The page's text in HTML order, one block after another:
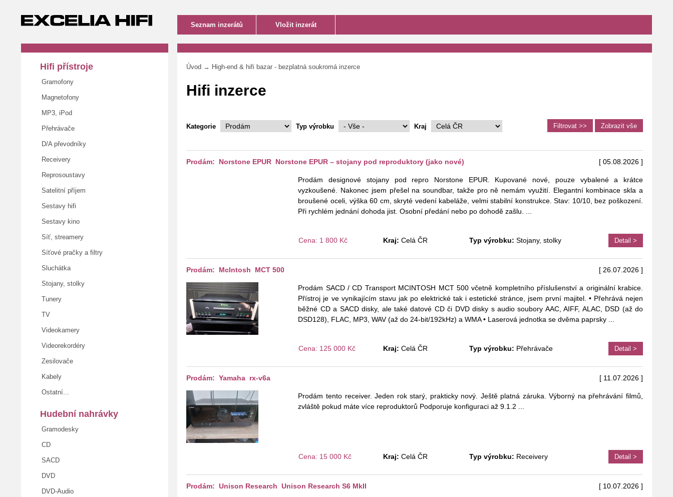
Hifi přístroje
Gramofony
Magnetofony
MP3, iPod
Přehrávače
D/A převodníky
Receivery
Reprosoustavy
Satelitní příjem
Sestavy hifi
Sestavy kino
Síť, streamery
Síťové pračky a filtry
Sluchátka
Stojany, stolky
Tunery
TV
Videokamery
Videorekordéry
Zesilovače
Kabely
Ostatní...
Hudební nahrávky
Gramodesky
CD
SACD
DVD
DVD-Audio
Úvod → High-end & hifi bazar - bezplatná soukromá inzerce
Hifi inzerce
Kategorie Typ výrobku Kraj
Prodám: Norstone EPUR Norstone EPUR – stojany pod reproduktory (jako nové) [ 05.08.2026 ]
Prodám designové stojany pod repro Norstone EPUR. Kupované nové, pouze vybalené a krátce
vyzkoušené. Nakonec jsem přešel na soundbar, takže pro ně nemám využití. Elegantní kombinace skla a
broušené oceli, výška 60 cm, skryté vedení kabeláže, velmi stabilní konstrukce. Stav: 10/10, bez poškození.
Při rychlém jednání dohoda jist. Osobní předání nebo po dohodě zašlu. ...
Cena: 1 800 Kč Kraj: Celá ČR Typ výrobku: Stojany, stolky Detail >
Prodám: McIntosh MCT 500 [ 26.07.2026 ]
Prodám SACD / CD Transport MCINTOSH MCT 500 včetně kompletního příslušenství a originální krabice.
Přístroj je ve vynikajícím stavu jak po elektrické tak i estetické stránce, jsem první majitel. • Přehrává nejen
běžné CD a SACD disky, ale také datové CD či DVD disky s audio soubory AAC, AIFF, ALAC, DSD (až do
DSD128), FLAC, MP3, WAV (až do 24-bit/192kHz) a WMA • Laserová jednotka se dvěma paprsky ...
Cena: 125 000 Kč Kraj: Celá ČR Typ výrobku: Přehrávače Detail >
Prodám: Yamaha rx-v6a [ 11.07.2026 ]
Prodám tento receiver. Jeden rok starý, prakticky nový. Ještě platná záruka. Výborný na přehrávání filmů,
zvláště pokud máte více reproduktorů Podporuje konfiguraci až 9.1.2 ...
Cena: 15 000 Kč Kraj: Celá ČR Typ výrobku: Receivery Detail >
Prodám: Unison Research Unison Research S6 MkII [ 10.07.2026 ]